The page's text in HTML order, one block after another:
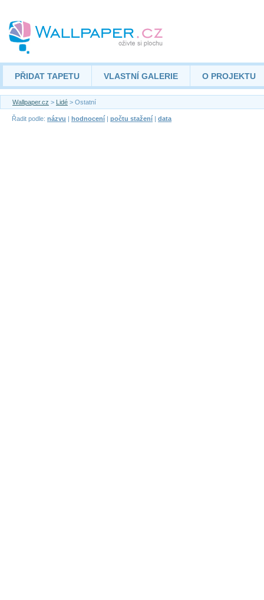
PŘIDAT TAPETU VLASTNÍ GALERIE O PROJEKTU
Wallpaper.cz > Lidé > Ostatní
Řadit podle: názvu | hodnocení | počtu stažení | data